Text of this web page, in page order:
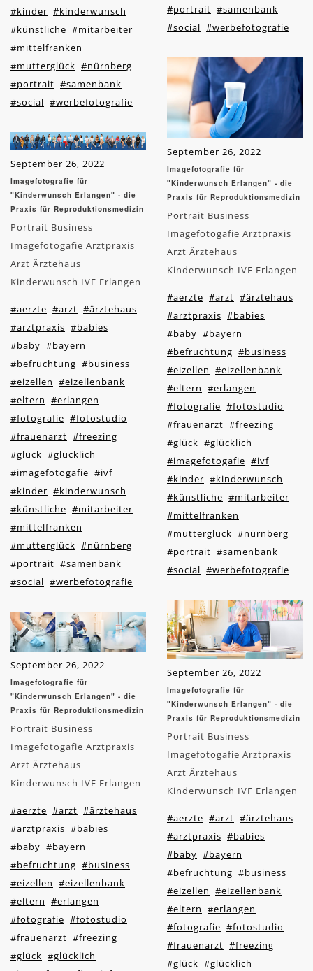
#kinder #kinderwunsch
#künstliche #mitarbeiter
#mittelfranken
#mutterglück #nürnberg
#portrait #samenbank
#social #werbefotografie
September 26, 2022
Imagefotografie für
"Kinderwunsch Erlangen" - die
Praxis für Reproduktionsmedizin
Portrait Business
Imagefotogafie Arztpraxis
Arzt Ärztehaus
Kinderwunsch IVF Erlangen
#aerzte #arzt #ärztehaus
#arztpraxis #babies
#baby #bayern
#befruchtung #business
#eizellen #eizellenbank
#eltern #erlangen
#fotografie #fotostudio
#frauenarzt #freezing
#glück #glücklich
#imagefotogafie #ivf
#kinder #kinderwunsch
#künstliche #mitarbeiter
#mittelfranken
#mutterglück #nürnberg
#portrait #samenbank
#social #werbefotografie
September 26, 2022
Imagefotografie für
"Kinderwunsch Erlangen" - die
Praxis für Reproduktionsmedizin
Portrait Business
Imagefotogafie Arztpraxis
Arzt Ärztehaus
Kinderwunsch IVF Erlangen
#aerzte #arzt #ärztehaus
#arztpraxis #babies
#baby #bayern
#befruchtung #business
#eizellen #eizellenbank
#eltern #erlangen
#fotografie #fotostudio
#frauenarzt #freezing
#glück #glücklich
#portrait #samenbank
#social #werbefotografie
September 26, 2022
Imagefotografie für
"Kinderwunsch Erlangen" - die
Praxis für Reproduktionsmedizin
Portrait Business
Imagefotogafie Arztpraxis
Arzt Ärztehaus
Kinderwunsch IVF Erlangen
#aerzte #arzt #ärztehaus
#arztpraxis #babies
#baby #bayern
#befruchtung #business
#eizellen #eizellenbank
#eltern #erlangen
#fotografie #fotostudio
#frauenarzt #freezing
#glück #glücklich
#imagefotogafie #ivf
#kinder #kinderwunsch
#künstliche #mitarbeiter
#mittelfranken
#mutterglück #nürnberg
#portrait #samenbank
#social #werbefotografie
September 26, 2022
Imagefotografie für
"Kinderwunsch Erlangen" - die
Praxis für Reproduktionsmedizin
Portrait Business
Imagefotogafie Arztpraxis
Arzt Ärztehaus
Kinderwunsch IVF Erlangen
#aerzte #arzt #ärztehaus
#arztpraxis #babies
#baby #bayern
#befruchtung #business
#eizellen #eizellenbank
#eltern #erlangen
#fotografie #fotostudio
#frauenarzt #freezing
#glück #glücklich